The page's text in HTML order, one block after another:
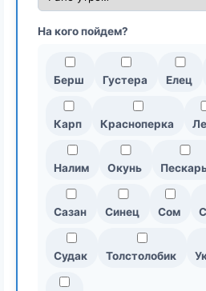
На кого пойдем?
Берш Густера Елец
Карп Красноперка
Налим Окунь
Сазан Синец Сом
Судак Толстолобик